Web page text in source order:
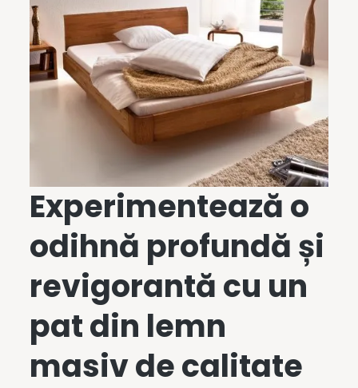
Experimentează o
odihnă profundă și
revigorantă cu un
pat din lemn
masivde calitate